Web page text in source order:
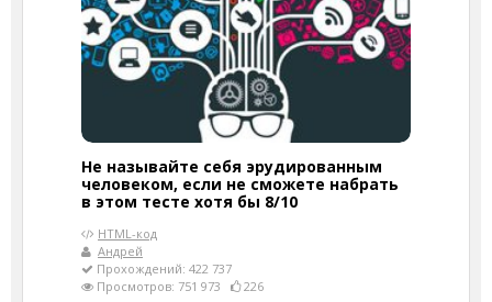
Не называйте себя эрудированным
человеком, если не сможете набрать
в этом тесте хотя бы 8/10
HTML-код
Андрей
Прохождений: 422 737
Просмотров: 751 973
226